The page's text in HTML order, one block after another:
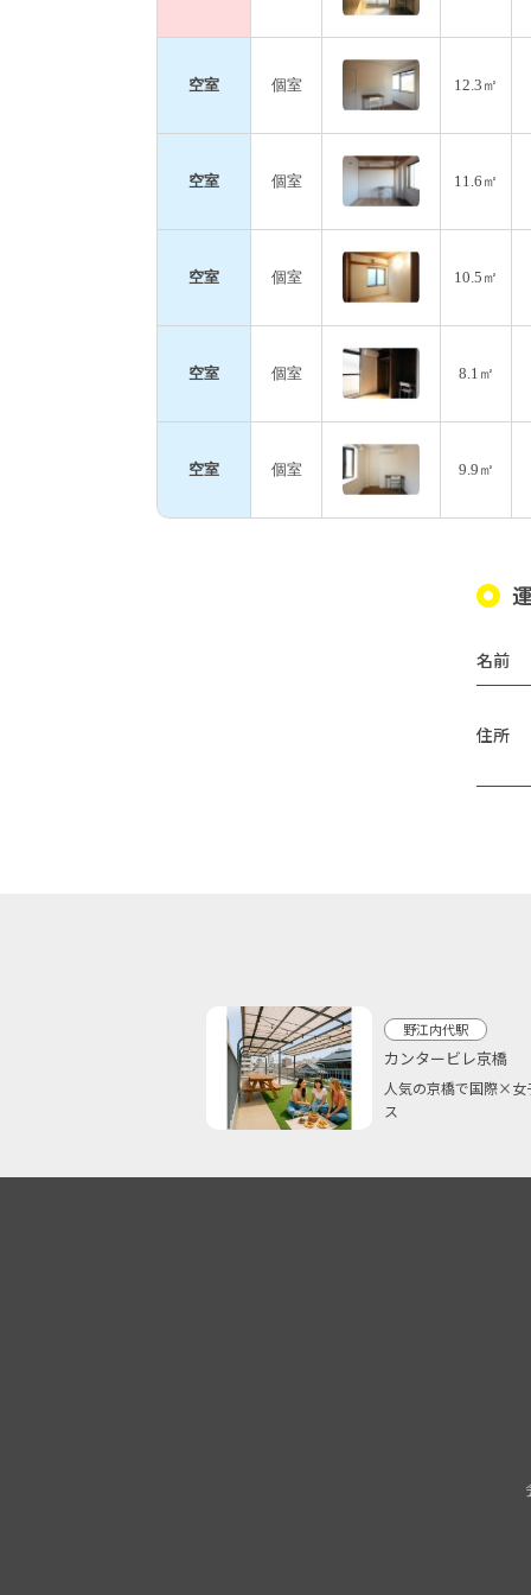
空室 個室 12.3㎡
空室 個室 11.6㎡
空室 個室 10.5㎡
空室 個室 8.1㎡
空室 個室 9.9㎡
名前
住所
野江内代駅
カンタービレ京橋
人気の京橋で国際×女
ス